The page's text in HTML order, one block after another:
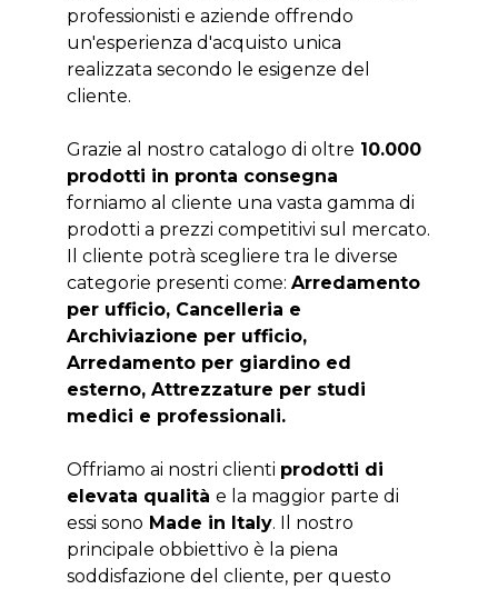
professionisti e aziende offrendo
un'esperienza d'acquisto unica
realizzata secondo le esigenze del
cliente.
Grazie al nostro catalogo di oltre 10.000
prodotti in pronta consegna
forniamo al cliente una vasta gamma di
prodotti a prezzi competitivi sul mercato.
Il cliente potrà scegliere tra le diverse
categorie presenti come: Arredamento
per ufficio, Cancelleria e
Archiviazione per ufficio,
Arredamento per giardino ed
esterno, Attrezzature per studi
medici e professionali.
Offriamo ai nostri clienti prodotti di
elevata qualità e la maggior parte di
essi sono Made in Italy. Il nostro
principale obbiettivo è la piena
soddisfazione del cliente, per questo